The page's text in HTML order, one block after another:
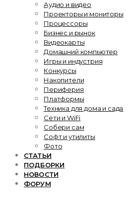
Аудио и видео
Проекторы и мониторы
Процессоры
Бизнес и рынок
Видеокарты
Домашний компьютер
Игры и индустрия
Конкурсы
Накопители
Периферия
Платформы
Техника для дома и сада
Сети и WiFi
Собери сам
Софт и утилиты
Фото
СТАТЬИ
ПОДБОРКИ
НОВОСТИ
ФОРУМ